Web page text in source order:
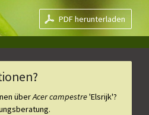
PDF herunterladen
überAcer campestre'Elsrijk'?